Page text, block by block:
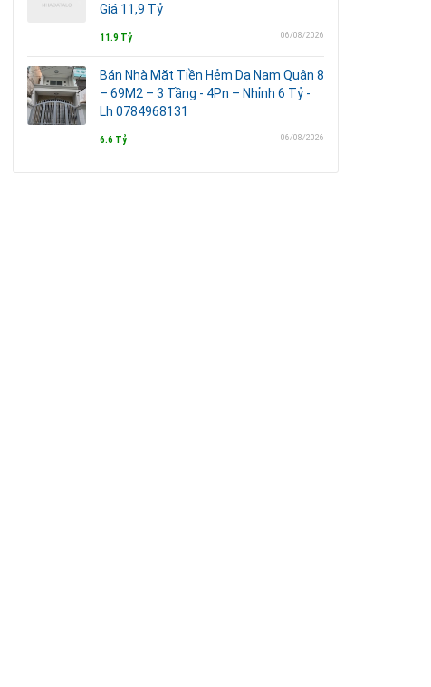
Giá 11,9 Tỷ
11.9 Tỷ 06/08/2026
Bán Nhà Mặt Tiền Hẻm Dạ Nam Quận 8
– 69M2 – 3 Tầng - 4Pn – Nhỉnh 6 Tỷ -
Lh 0784968131
6.6 Tỷ 06/08/2026